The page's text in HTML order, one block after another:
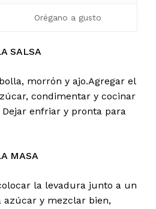
Orégano a gusto
SALSA
morrón y ajo.Agregar el
condimentar y cocinar
enfriar y pronta para
MASA
la levadura junto a un
azúcar y mezclar bien,